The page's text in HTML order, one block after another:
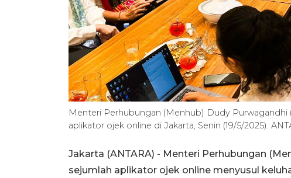
Menteri Perhubungan (Menhub) Dudy Purwagandhi
aplikator ojek online di Jakarta, Senin (19/5/2025).
Jakarta (ANTARA) - Menteri Perhubungan
sejumlah aplikator ojek online menyusul